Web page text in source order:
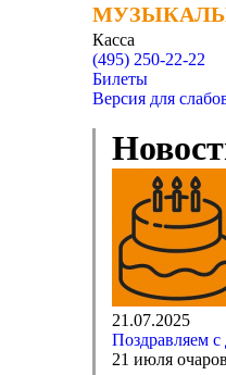
Касса
(495) 250-22-22
Билеты
Версия для
21.07.2025
Поздравляем
21 июля